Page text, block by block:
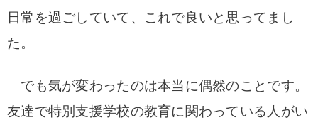
日常を過ごしていて、これで良いと思ってまし
た。
でも気が変わったのは本当に偶然のことです。
友達で特別支援学校の教育に関わっている人がい